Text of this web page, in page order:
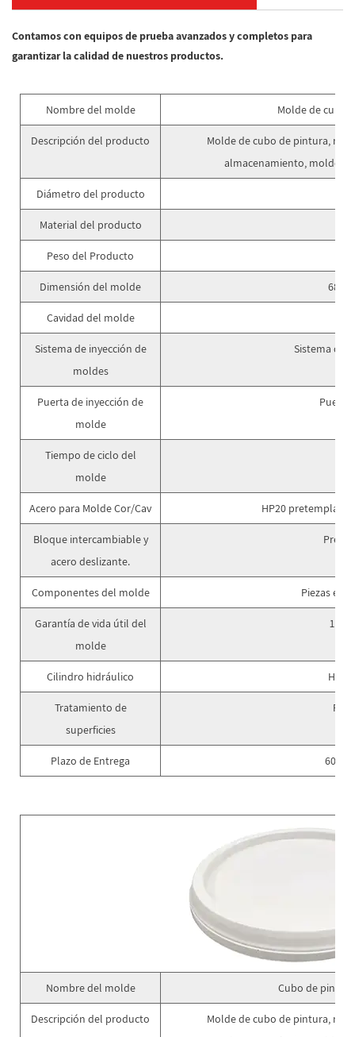
Contamos con equipos de prueba avanzados y completos para
garantizar la calidad de nuestros productos.
Nombre del molde Molde de cubo
Descripción del producto
Molde de cubo de pintura,
almacenamiento, molde
Diámetro del producto
Material del producto
Peso del Producto
Dimensión del molde
Cavidad del molde
Sistema de inyección de
moldes
Sistema de
Puerta de inyección de
molde
Puerta
Tiempo de ciclo del
molde
Acero para Molde Cor/Cav HP20
Bloque intercambiable y
acero deslizante.
Componentes del molde Piezas
Garantía de vida útil del
molde
1
Cilindro hidráulico
Tratamiento de
superficies
Plazo de Entrega 60
Nombre del molde Cubo de
Descripción del producto
Molde de cubo de pintura,